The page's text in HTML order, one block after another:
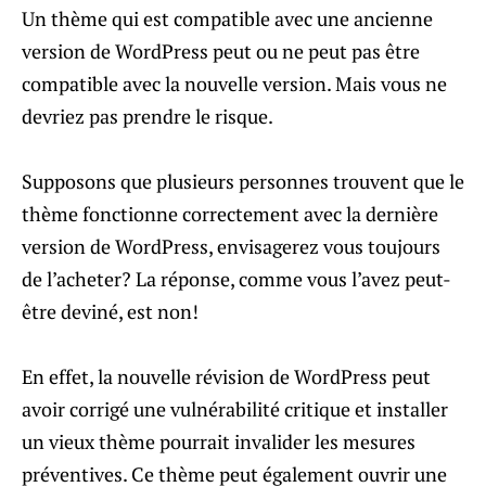
Un thème qui est compatible avec une ancienne
version de WordPress peut ou ne peut pas être
compatible avec la nouvelle version. Mais vous ne
devriez pas prendre le risque.
Supposons que plusieurs personnes trouvent que le
thème fonctionne correctement avec la dernière
version de WordPress, envisagerez vous toujours
de l’acheter? La réponse, comme vous l’avez peut-
être deviné, est non!
En effet, la nouvelle révision de WordPress peut
avoir corrigé une vulnérabilité critique et installer
un vieux thème pourrait invalider les mesures
préventives. Ce thème peut également ouvrir une